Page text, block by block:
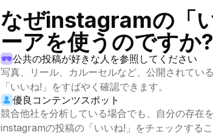
なぜinstagramの「
ーアを使うのですか?
公共の投稿が好きな人を参照してください
写真、リール、カルーセルなど、公開されてい
「いいね!」をすばやく確認できます。
優良コンテンツスポット
競合他社を分析している場合でも、自分の存在
instagramの投稿の「いいね!」をチェックする